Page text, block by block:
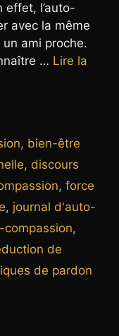
effet, l’auto-
avec la même
ami proche.
… Lire la
, bien-être
, discours
, force
, journal d'auto-
,
de
de pardon